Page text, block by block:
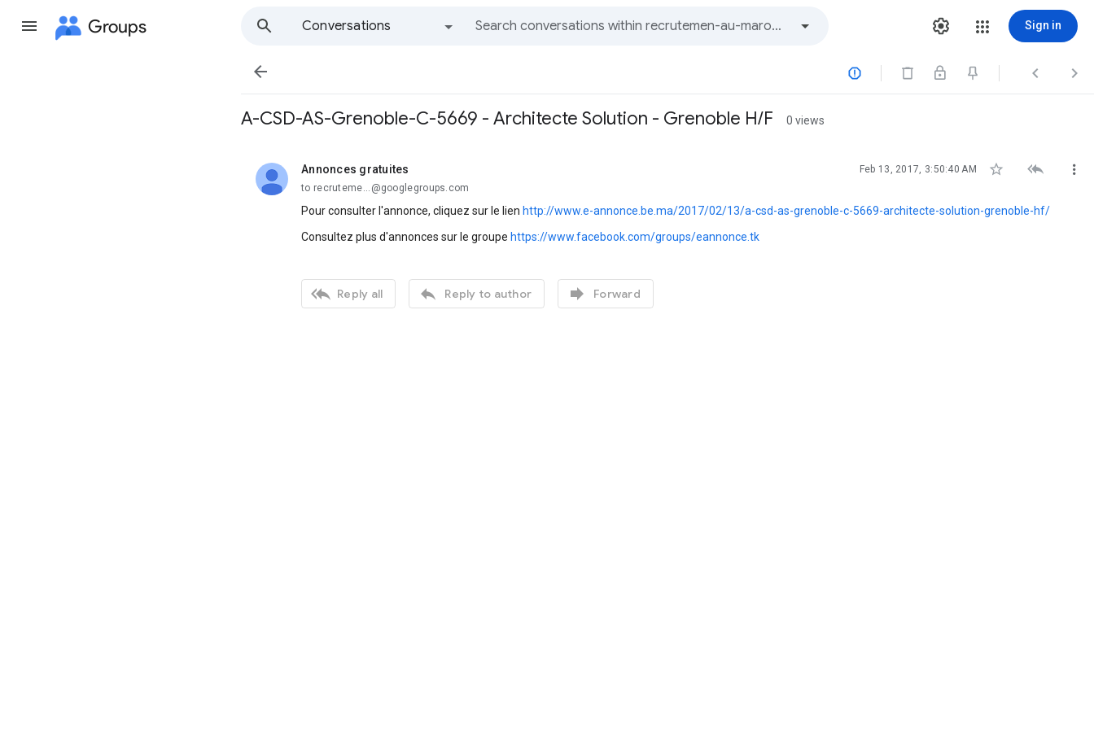
Groups
Conversations
Sign in
   
A-CSD-AS-Grenoble-C-5669 - Architecte Solution - Grenoble H/F 0 views
Annonces gratuites
unread, Feb 13, 2017, 3:50:40 AM   
to recruteme...@googlegroups.com
Pour consulter l'annonce, cliquez sur le lien http://www.e-annonce.be.ma/2017/02/13/a-csd-as-grenoble-c-5669-architecte-solution-grenoble-hf/
Consultez plus d'annonces sur le groupe https://www.facebook.com/groups/eannonce.tk
 Reply all  Reply to author  Forward